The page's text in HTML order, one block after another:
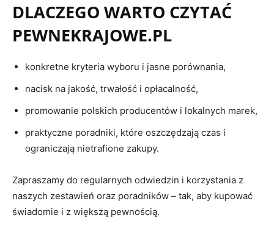
DLACZEGO WARTO CZYTAĆ
PEWNEKRAJOWE.PL
konkretne kryteria wyboru i jasne porównania,
nacisk na jakość, trwałość i opłacalność,
promowanie polskich producentów i lokalnych marek,
praktyczne poradniki, które oszczędzają czas i
ograniczają nietrafione zakupy.
Zapraszamy do regularnych odwiedzin i korzystania z
naszych zestawień oraz poradników – tak, aby kupować
świadomie i z większą pewnością.